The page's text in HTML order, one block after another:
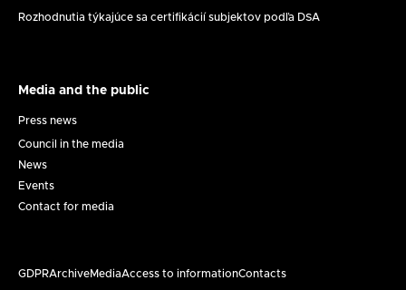
Rozhodnutia týkajúce sa certifikácií subjektov podľa DSA
a
verejnosť
Media and the public
Press news
Council in the media
News
Events
Contact for media
GDPRArchiveMediaAccess to informationContacts